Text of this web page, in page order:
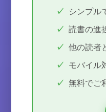
シンプル
読書の進
他の読者
モバイル
無料でご